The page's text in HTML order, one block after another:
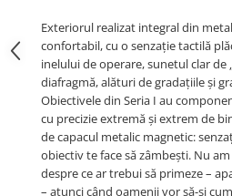
Exteriorul realizat integral din
confortabil, cu o senzație tactilă
inelului de operare, sunetul clar de
diafragmă, alături de gradațiile și
Obiectivele din Seria I au
cu precizie extremă și extrem de
de capacul metalic magnetic:
obiectiv te face să zâmbești. Nu
despre ce ar trebui să primeze –
– atunci când oamenii vor să-și